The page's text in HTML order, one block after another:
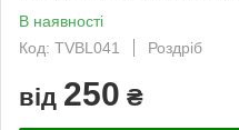
В наявності
Код: TVBL041
Роздріб
від 250 ₴